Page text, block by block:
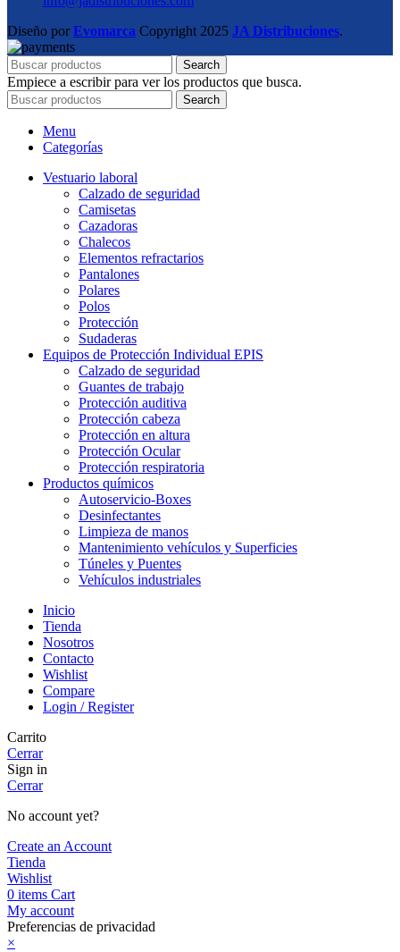
Diseño porEvomarca Copyright 2025 JA Distribuciones.
Search
Empiece a escribir para ver los productos que busca.
Search
Menu
Categorías
Vestuario laboral
Calzado de seguridad
Camisetas
Cazadoras
Chalecos
Elementos refractarios
Pantalones
Polares
Polos
Protección
Sudaderas
Equipos de Protección Individual EPIS
Calzado de seguridad
Guantes de trabajo
Protección auditiva
Protección cabeza
Protección en altura
Protección Ocular
Protección respiratoria
Productos químicos
Autoservicio-Boxes
Desinfectantes
Limpieza de manos
Mantenimiento vehículos y Superficies
Túneles y Puentes
Vehículos industriales
Inicio
Tienda
Nosotros
Contacto
Wishlist
Compare
Login / Register
Carrito
Cerrar
Sign in
Cerrar
No account yet?
Create an Account
Tienda
Wishlist
0 items Cart
My account
Preferencias de privacidad
×